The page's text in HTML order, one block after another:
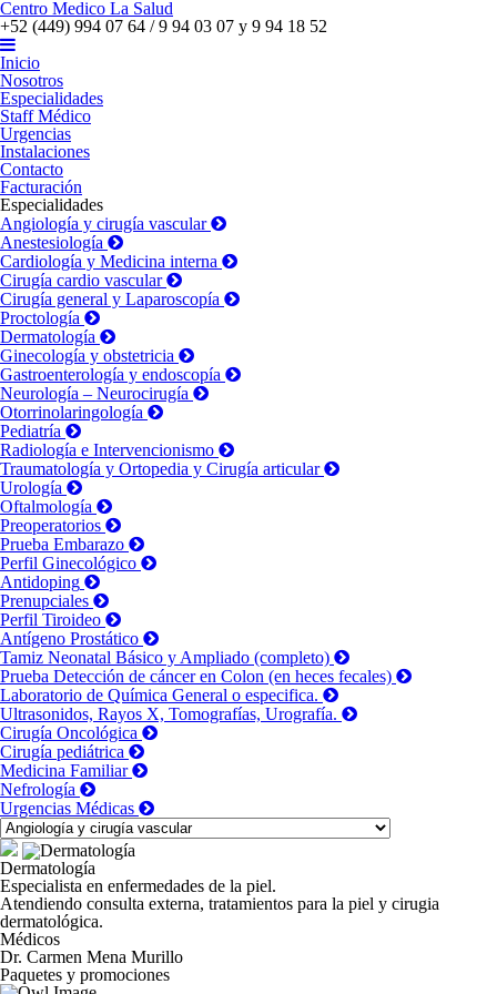
Centro Medico La Salud
+52 (449) 994 07 64 / 9 94 03 07 y 9 94 18 52
Inicio
Nosotros
Especialidades
Staff Médico
Urgencias
Instalaciones
Contacto
Facturación
Especialidades
Angiología y cirugía vascular
Anestesiología
Cardiología y Medicina interna
Cirugía cardio vascular
Cirugía general y Laparoscopía
Proctología
Dermatología
Ginecología y obstetricia
Gastroenterología y endoscopía
Neurología – Neurocirugía
Otorrinolaringología
Pediatría
Radiología e Intervencionismo
Traumatología y Ortopedia y Cirugía articular
Urología
Oftalmología
Preoperatorios
Prueba Embarazo
Perfil Ginecológico
Antidoping
Prenupciales
Perfil Tiroideo
Antígeno Prostático
Tamiz Neonatal Básico y Ampliado (completo)
Prueba Detección de cáncer en Colon (en heces fecales)
Laboratorio de Química General o especifica.
Ultrasonidos, Rayos X, Tomografías, Urografía.
Cirugía Oncológica
Cirugía pediátrica
Medicina Familiar
Nefrología
Urgencias Médicas
Dermatología
Especialista en enfermedades de la piel.
Atendiendo consulta externa, tratamientos para la piel y cirugia
dermatológica.
Médicos
Dr. Carmen Mena Murillo
Paquetes y promociones